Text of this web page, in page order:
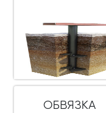
ОБВЯЗКА